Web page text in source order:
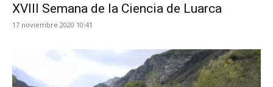
XVIII Semana de la Ciencia de Luarca
17 noviembre 2020 10:41